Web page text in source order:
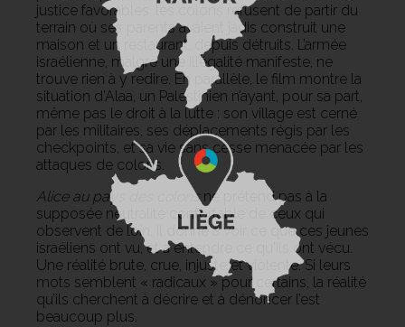
justice favorables, les colons refusent de partir du
terrain où ses parents avaient jadis construit une
maison et un restaurant, depuis détruits. L’armée
israélienne, malgré une illégalité manifeste, ne
trouve rien à y redire. En parallèle, le film montre la
situation d’Alaa, un Palestinien n’ayant, pour sa part,
même pas le droit à la lutte : son village est cerné
par les militaires, ses déplacements régis par les
checkpoints, et sa vie sans cesse menacée par les
attaques de colons.
Alice au pays des colonsne prétend pas à la
supposée neutralité confortable de ceux qui
observent de loin. Il donne à voir ce que ces jeunes
israéliens ont vu, et à entendre ce qu'ils ont vécu.
Une réalité brute, crue, injuste et violente. Si leurs
mots semblent « radicaux » pour certains, la réalité
qu’ils cherchent à décrire et à dénoncer l’est
beaucoup plus.